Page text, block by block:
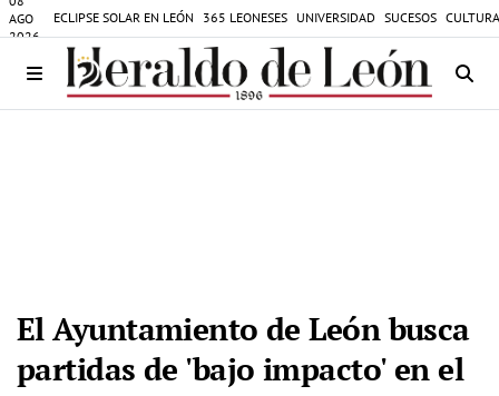
AGO
2026
ECLIPSE SOLAR EN LEÓN 365 LEONESES UNIVERSIDAD SUCESOS
El Ayuntamiento de León busca
partidas de 'bajo impacto' en el